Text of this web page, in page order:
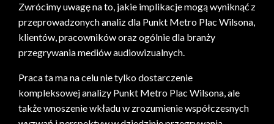
Zwrócimy uwagę na to, jakie implikacje mogą wyniknąć z
przeprowadzonych analiz dla Punkt Metro Plac Wilsona,
klientów, pracowników oraz ogólnie dla branży
przegrywania mediów audiowizualnych.
Praca ta ma na celu nie tylko dostarczenie
kompleksowej analizy Punkt Metro Plac Wilsona, ale
także wnoszenie wkładu w zrozumienie współczesnych